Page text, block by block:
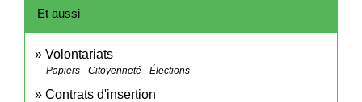
Et aussi
Volontariats
Papiers - Citoyenneté - Élections
Contrats d'insertion